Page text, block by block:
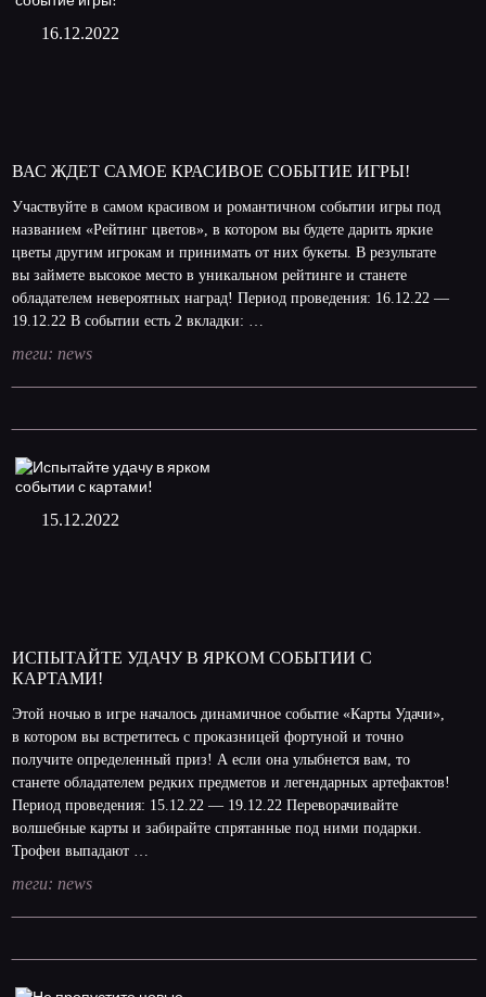
16.12.2022
ВАС ЖДЕТ САМОЕ КРАСИВОЕ СОБЫТИЕ ИГРЫ!
Участвуйте в самом красивом и романтичном событии игры под
названием «Рейтинг цветов», в котором вы будете дарить яркие
цветы другим игрокам и принимать от них букеты. В результате
вы займете высокое место в уникальном рейтинге и станете
обладателем невероятных наград! Период проведения: 16.12.22 —
19.12.22 В событии есть 2 вкладки: …
теги: news
15.12.2022
ИСПЫТАЙТЕ УДАЧУ В ЯРКОМ СОБЫТИИ С
КАРТАМИ!
Этой ночью в игре началось динамичное событие «Карты Удачи»,
в котором вы встретитесь с проказницей фортуной и точно
получите определенный приз! А если она улыбнется вам, то
станете обладателем редких предметов и легендарных артефактов!
Период проведения: 15.12.22 — 19.12.22 Переворачивайте
волшебные карты и забирайте спрятанные под ними подарки.
Трофеи выпадают …
теги: news